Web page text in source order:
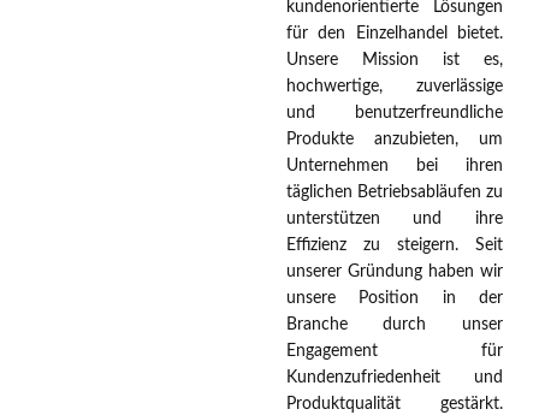
kundenorientierte Lösungen
für den Einzelhandel bietet.
Unsere Mission ist es,
hochwertige, zuverlässige
und benutzerfreundliche
Produkte anzubieten, um
Unternehmen bei ihren
täglichen Betriebsabläufen zu
unterstützen und ihre
Effizienz zu steigern. Seit
unserer Gründung haben wir
unsere Position in der
Branche durch unser
Engagement für
Kundenzufriedenheit und
Produktqualität gestärkt.